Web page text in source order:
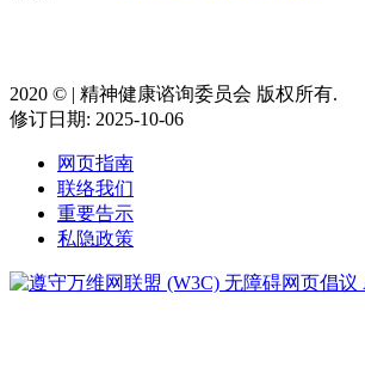
2020 ©️ | 精神健康谘询委员会 版权所有.
修订日期: 2025-10-06
网页指南
联络我们
重要告示
私隐政策